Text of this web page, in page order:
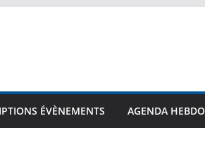
ÉVÈNEMENTS AGENDA